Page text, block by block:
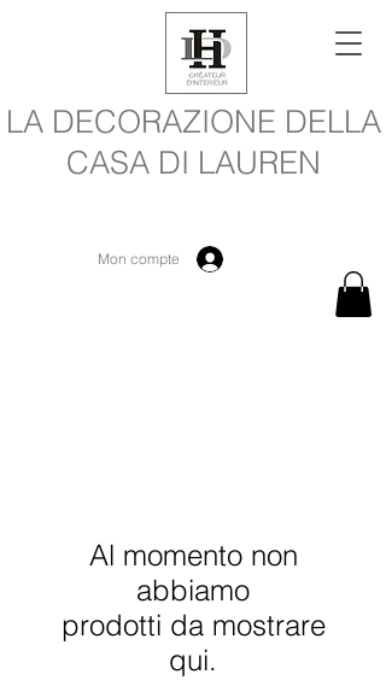
LA DECORAZIONE DELLA
CASA DI LAUREN
Mon compte
Al momento non
abbiamo
prodotti da mostrare
qui.